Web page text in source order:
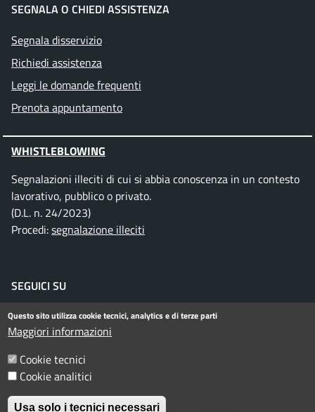
SEGNALA O CHIEDI ASSISTENZA
Segnala disservizio
Richiedi assistenza
Leggi le domande frequenti
Prenota appuntamento
WHISTLEBLOWING
Segnalazioni illeciti di cui si abbia conoscenza in un contesto
lavorativo, pubblico o privato.
(D.L. n. 24/2023)
Procedi:segnalazione illeciti
SEGUICI SU
Facebook
Instagram
Telegram
TwitterWhatsApp
YouTube
Menu piè di pagina
Informativa privacy
Dichiarazione di accessibilità
Questo sito utilizza cookie tecnici, analytics e di terze parti
Maggiori informazioni
Cookie tecnici
Cookie analitici
Usa solo i tecnici necessari